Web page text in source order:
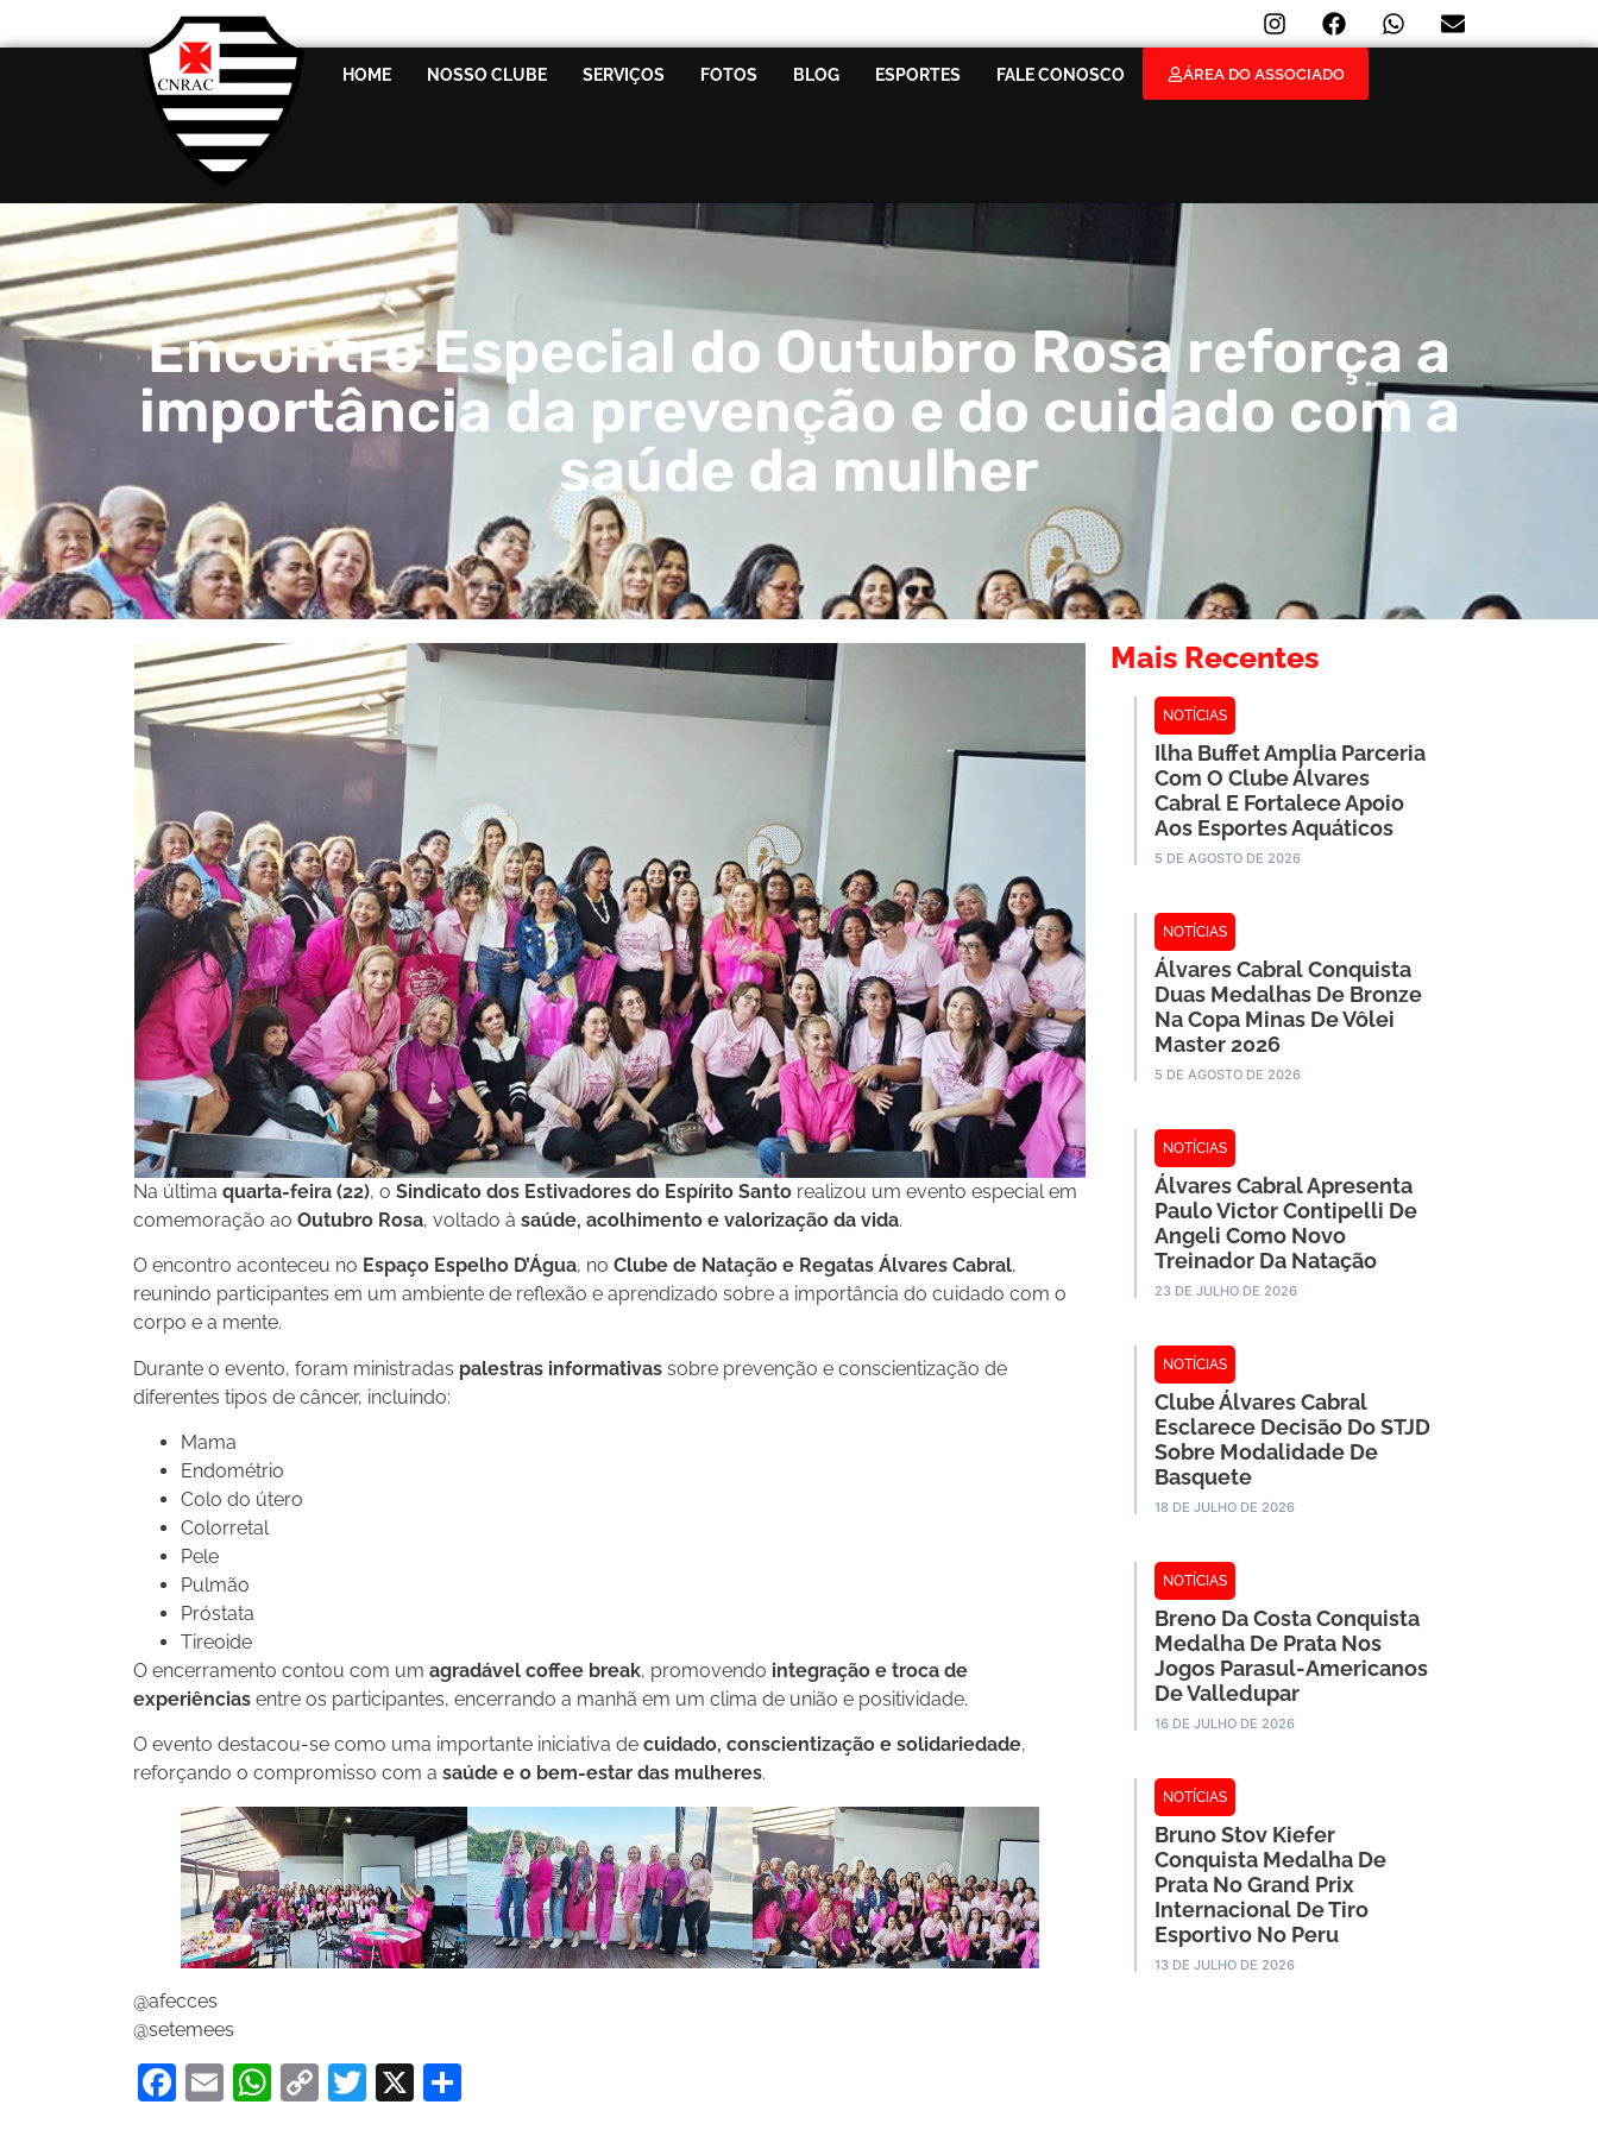
HOME NOSSO CLUBE SERVIÇOS FOTOS BLOG ESPORTES FALE CONOSCO ÁREA DO ASSOCIADO
Encontro Especial do Outubro Rosa reforça a
importância da prevenção e do cuidado com a
saúde da mulher
Na última quarta-feira (22), o Sindicato dos Estivadores do Espírito Santo realizou um evento especial em
comemoração ao Outubro Rosa, voltado à saúde, acolhimento e valorização da vida.
O encontro aconteceu no Espaço Espelho D’Água, no Clube de Natação e Regatas Álvares Cabral,
reunindo participantes em um ambiente de reflexão e aprendizado sobre a importância do cuidado com o
corpo e a mente.
Durante o evento, foram ministradas palestras informativas sobre prevenção e conscientização de
diferentes tipos de câncer, incluindo:
Mama
Endométrio
Colo do útero
Colorretal
Pele
Pulmão
Próstata
Tireoide
O encerramento contou com um agradável coffee break, promovendo integração e troca de
experiências entre os participantes, encerrando a manhã em um clima de união e positividade.
O evento destacou-se como uma importante iniciativa de cuidado, conscientização e solidariedade,
reforçando o compromisso com a saúde e o bem-estar das mulheres.
@afecces
@setemees
Facebook
EmailWhatsApp
CopyTwitter
X
Mais Recentes
NOTÍCIAS
Ilha Buffet Amplia Parceria
Com O Clube Álvares
Cabral E Fortalece Apoio
Aos Esportes Aquáticos
5 DE AGOSTO DE 2026
NOTÍCIAS
Álvares Cabral Conquista
Duas Medalhas De Bronze
Na Copa Minas De Vôlei
Master 2026
5 DE AGOSTO DE 2026
NOTÍCIAS
Álvares Cabral Apresenta
Paulo Victor Contipelli De
Angeli Como Novo
Treinador Da Natação
23 DE JULHO DE 2026
NOTÍCIAS
Clube Álvares Cabral
Esclarece Decisão Do STJD
Sobre Modalidade De
Basquete
18 DE JULHO DE 2026
NOTÍCIAS
Breno Da Costa Conquista
Medalha De Prata Nos
Jogos Parasul-Americanos
De Valledupar
16 DE JULHO DE 2026
NOTÍCIAS
Bruno Stov Kiefer
Conquista Medalha De
Prata No Grand Prix
Internacional De Tiro
Esportivo No Peru
13 DE JULHO DE 2026